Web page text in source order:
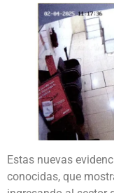
Estas nuevas
conocidas, que